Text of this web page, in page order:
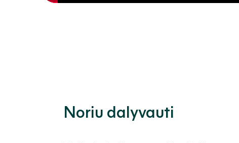
Noriu dalyvauti